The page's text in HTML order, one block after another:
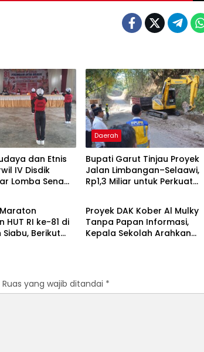
dan Etnis
IV Disdik
Lomba Senam
Daerah
Bupati Garut Tinjau Proyek
Jalan Limbangan–Selaawi,
Rp1,3 Miliar untuk Perkuat
HUT RI ke-81 di
Berikut
Garut
Proyek DAK Kober Al Mulky
Tanpa Papan Informasi,
Kepala Sekolah Arahkan
Ruas yang wajib ditandai *